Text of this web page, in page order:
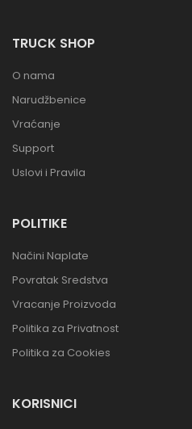
TRUCK SHOP
O nama
Narudžbenice
Vraćanje
Support
Uslovi i Pravila
POLITIKE
Načini Naplate
Povratak Sredstva
Vracanje Proizvoda
Politika za Privatnost
Politika za Cookies
KORISNICI